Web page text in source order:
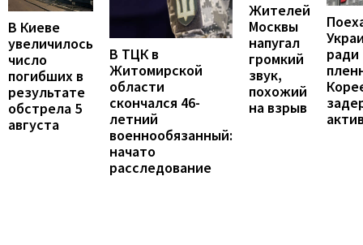
В Киеве
увеличилось
число
погибших в
результате
обстрела 5
августа
В ТЦК в
Житомирской
области
скончался 46-
летний
военнообязанный:
начато
расследование
Жителей
Москвы
напугал
громкий
звук,
похожий
на взрыв
ради